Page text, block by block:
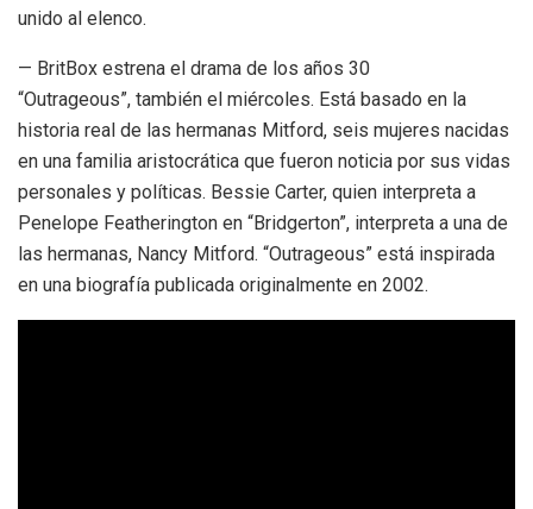
unido al elenco.
— BritBox estrena el drama de los años 30
“Outrageous”, también el miércoles. Está basado en la
historia real de las hermanas Mitford, seis mujeres nacidas
en una familia aristocrática que fueron noticia por sus vidas
personales y políticas. Bessie Carter, quien interpreta a
Penelope Featherington en “Bridgerton”, interpreta a una de
las hermanas, Nancy Mitford. “Outrageous” está inspirada
en una biografía publicada originalmente en 2002.